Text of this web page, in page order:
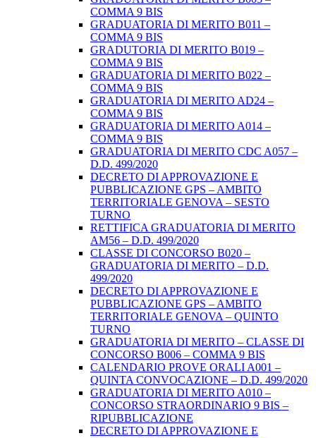
COMMA 9 BIS
GRADUATORIA DI MERITO B011 –
COMMA 9 BIS
GRADUTORIA DI MERITO B019 –
COMMA 9 BIS
GRADUATORIA DI MERITO B022 –
COMMA 9 BIS
GRADUATORIA DI MERITO AD24 –
COMMA 9 BIS
GRADUATORIA DI MERITO A014 –
COMMA 9 BIS
GRADUATORIA DI MERITO CDC A057 –
D.D. 499/2020
DECRETO DI APPROVAZIONE E
PUBBLICAZIONE GPS – AMBITO
TERRITORIALE GENOVA – SESTO
TURNO
RETTIFICA GRADUATORIA DI MERITO
AM56 – D.D. 499/2020
CLASSE DI CONCORSO B020 –
GRADUATORIA DI MERITO – D.D.
499/2020
DECRETO DI APPROVAZIONE E
PUBBLICAZIONE GPS – AMBITO
TERRITORIALE GENOVA – QUINTO
TURNO
GRADUATORIA DI MERITO – CLASSE DI
CONCORSO B006 – COMMA 9 BIS
CALENDARIO PROVE ORALI A001 –
QUINTA CONVOCAZIONE – D.D. 499/2020
GRADUATORIA DI MERITO A010 –
CONCORSO STRAORDINARIO 9 BIS –
RIPUBBLICAZIONE
DECRETO DI APPROVAZIONE E